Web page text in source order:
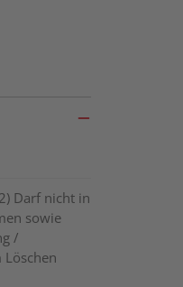
Darf nicht in
sowie
/